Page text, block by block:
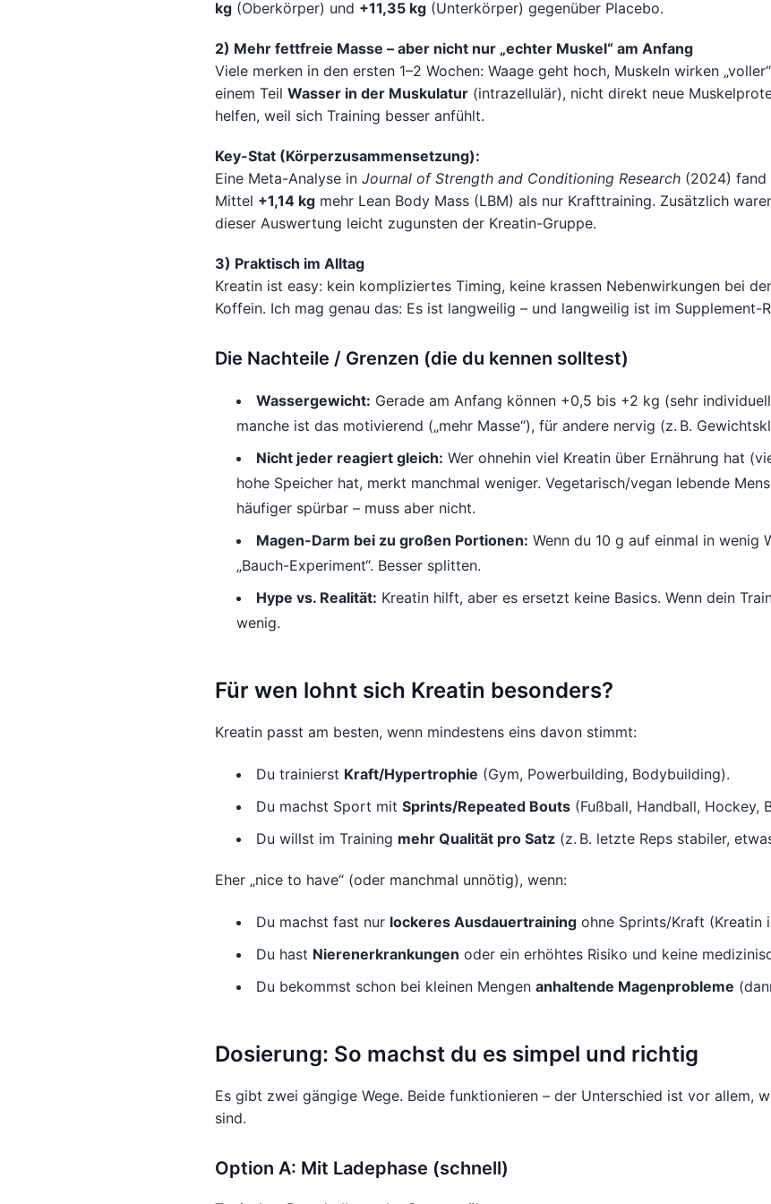
kg (Oberkörper) und +11,35 kg (Unterkörper) gegenüber Placebo.
2) Mehr fettfreie Masse – aber nicht nur „echter Muskel“ am Anfang
Viele merken in den ersten 1–2 Wochen: Waage geht hoch, Muskeln wirken
einem Teil Wasser in der Muskulatur (intrazellulär), nicht direkt neue
helfen, weil sich Training besser anfühlt.
Key-Stat (Körperzusammensetzung):
Eine Meta-Analyse in Journal of Strength and Conditioning Research (2024) fand
Mittel +1,14 kg mehr Lean Body Mass (LBM) als nur Krafttraining. Zusätzlich
dieser Auswertung leicht zugunsten der Kreatin-Gruppe.
3) Praktisch im Alltag
Kreatin ist easy: kein kompliziertes Timing, keine krassen Nebenwirkungen bei
Koffein. Ich mag genau das: Es ist langweilig – und langweilig ist im Supplement-
Die Nachteile / Grenzen (die du kennen solltest)
Wassergewicht: Gerade am Anfang können +0,5 bis +2 kg (sehr
manche ist das motivierend („mehr Masse“), für andere nervig (z. B.
Nicht jeder reagiert gleich: Wer ohnehin viel Kreatin über Ernährung hat
hohe Speicher hat, merkt manchmal weniger. Vegetarisch/vegan lebende
häufiger spürbar – muss aber nicht.
Magen-Darm bei zu großen Portionen: Wenn du 10 g auf einmal in wenig
„Bauch-Experiment“. Besser splitten.
Hype vs. Realität: Kreatin hilft, aber es ersetzt keine Basics. Wenn dein
wenig.
Für wen lohnt sich Kreatin besonders?
Kreatin passt am besten, wenn mindestens eins davon stimmt:
Du trainierst Kraft/Hypertrophie (Gym, Powerbuilding, Bodybuilding).
Du machst Sport mit Sprints/Repeated Bouts (Fußball, Handball, Hockey,
Du willst im Training mehr Qualität pro Satz (z. B. letzte Reps stabiler,
Eher „nice to have“ (oder manchmal unnötig), wenn:
Du machst fast nur lockeres Ausdauertraining ohne Sprints/Kraft
Du hast Nierenerkrankungen oder ein erhöhtes Risiko und keine
Du bekommst schon bei kleinen Mengen anhaltende Magenprobleme
Dosierung: So machst du es simpel und richtig
Es gibt zwei gängige Wege. Beide funktionieren – der Unterschied ist vor allem,
sind.
Option A: Mit Ladephase (schnell)